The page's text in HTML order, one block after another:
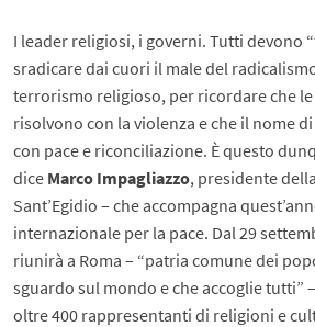
I leader religiosi, i governi. Tutti devono
sradicare dai cuori il male del
terrorismo religioso, per ricordare che
risolvono con la violenza e che il nome
con pace e riconciliazione. È questo
dice Marco Impagliazzo, presidente
Sant’Egidio – che accompagna
internazionale per la pace. Dal 29
riunirà a Roma – “patria comune dei
sguardo sul mondo e che accoglie tutti”
oltre 400 rappresentanti di religioni e